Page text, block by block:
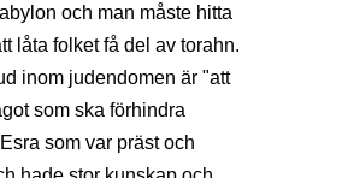
och man måste hitta
låta folket få del av torahn.
inom judendomen är "att
som ska förhindra
som var präst och